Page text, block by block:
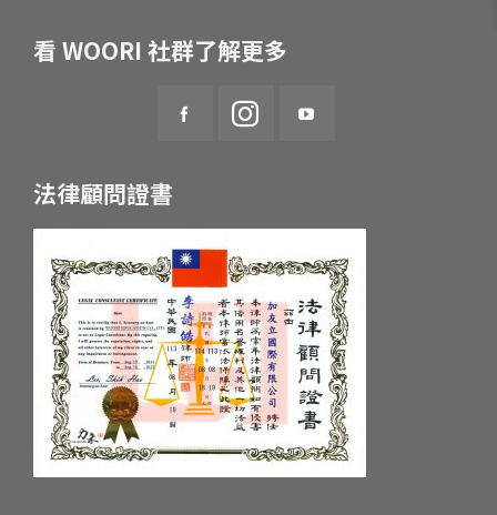
看 WOORI 社群了解更多
法律顧問證書